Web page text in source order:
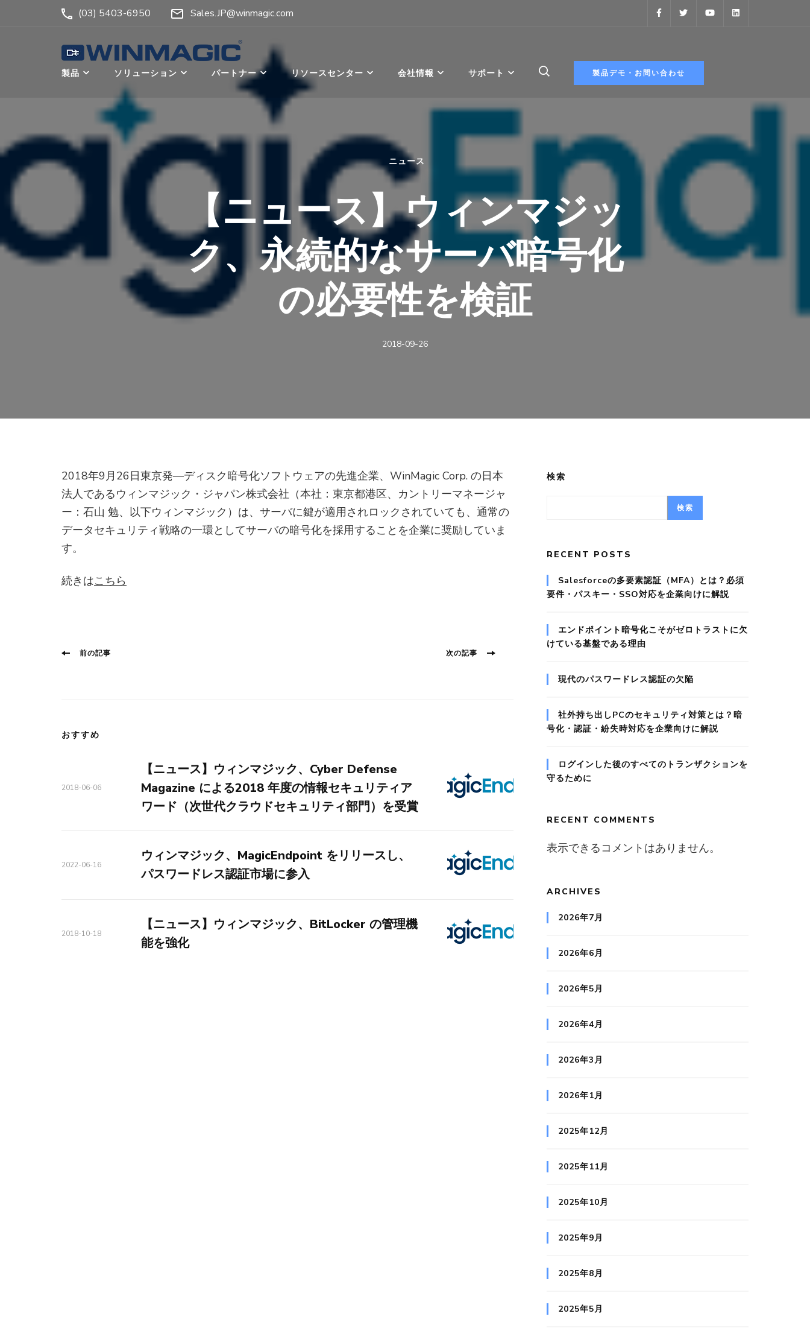
ッ
(Enter
す)
(03) 5403-6950 Sales.JP@winmagic.com
ウィンマジック・ジャパン
Authicate. Encrypt. Archive.
製品 ソリューション パートナー リソースセンター 会社情報 サポート 製品デモ・お問い合わせ
ニュース
【ニュース】ウィンマジッ
ク、永続的なサーバ暗号化
の必要性を検証
2018-09-26
2018年9月26日東京発―ディスク暗号化ソフトウェアの先進企業、WinMagic Corp. の日本
法人であるウィンマジック・ジャパン株式会社（本社：東京都港区、カントリーマネージャ
ー：石山 勉、以下ウィンマジック）は、サーバに鍵が適用されロックされていても、通常の
データセキュリティ戦略の一環としてサーバの暗号化を採用することを企業に奨励していま
す。
続きはこちら
投
ー
ン
前の記事 次の記事
次
おすすめ
2018-06-06
【ニュース】ウィンマジック、Cyber Defense
Magazine による2018 年度の情報セキュリティア
ワード（次世代クラウドセキュリティ部門）を受賞
2022-06-16
ウィンマジック、MagicEndpoint をリリースし、
パスワードレス認証市場に参入
2018-10-18
【ニュース】ウィンマジック、BitLocker の管理機
能を強化
検索
検索
RECENT POSTS
Salesforceの多要素認証（MFA）とは？必須
要件・パスキー・SSO対応を企業向けに解説
エンドポイント暗号化こそがゼロトラストに欠
けている基盤である理由
現代のパスワードレス認証の欠陥
社外持ち出しPCのセキュリティ対策とは？暗
号化・認証・紛失時対応を企業向けに解説
ログインした後のすべてのトランザクションを
守るために
RECENT COMMENTS
表示できるコメントはありません。
ARCHIVES
2026年7月
2026年6月
2026年5月
2026年4月
2026年3月
2026年1月
2025年12月
2025年11月
2025年10月
2025年9月
2025年8月
2025年5月